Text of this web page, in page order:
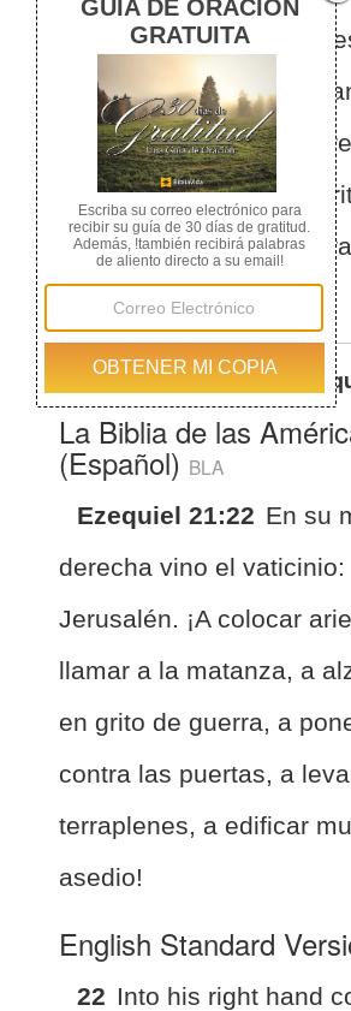
Jerusalén: prepara
derribar las puertas,
terraplenes y edifica
asedio; alza la voz en
batalla y da la orden
matanza.
Otras traducciones de
La Biblia de las
(Español) BLA
Ezequiel 21:22 En su
derecha vino el vaticinio:
Jerusalén. ¡A colocar
llamar a la matanza, a
en grito de guerra, a
contra las puertas, a
terraplenes, a edificar
asedio!
English Standard
22 Into his right hand